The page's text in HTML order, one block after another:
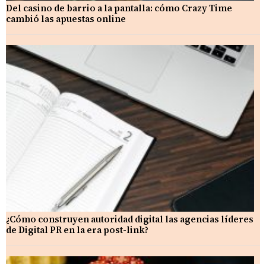
Del casino de barrio a la pantalla: cómo Crazy Time
cambió las apuestas online
¿Cómo construyen autoridad digital las agencias líderes
de Digital PR en la era post-link?